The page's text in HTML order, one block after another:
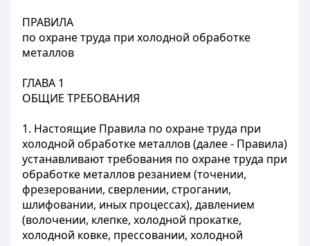
ПРАВИЛА
по охране труда при холодной обработке
металлов
ГЛАВА 1
ОБЩИЕ ТРЕБОВАНИЯ
1. Настоящие Правила по охране труда при
холодной обработке металлов (далее - Правила)
устанавливают требования по охране труда при
обработке металлов резанием (точении,
фрезеровании, сверлении, строгании,
шлифовании, иных процессах), давлением
(волочении, клепке, холодной прокатке,
холодной ковке, прессовании, холодной